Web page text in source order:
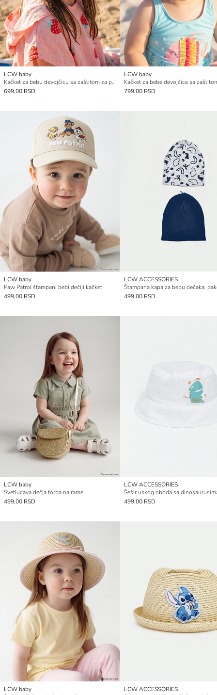
LCW baby
Kačket za bebu devojčicu sa zaštitom za potiljak, sa dezenom jagoda
699,00 RSD
LCW baby
799,00 RSD
LCW baby
Paw Patrol štampani bebi dečiji kačket
499,00 RSD
LCW ACCESSORIES
499,00 RSD
LCW baby
Svetlucava dečja torba na rame
499,00 RSD
LCW ACCESSORIES
499,00 RSD
LCW baby
LCW ACCESSORIES